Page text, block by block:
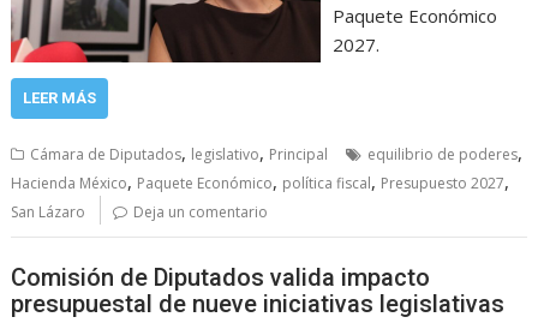
Paquete Económico
2027.
LEER MÁS
Cámara de Diputados, legislativo, Principal equilibrio de poderes,
Hacienda México, Paquete Económico, política fiscal, Presupuesto 2027,
San Lázaro Deja un comentario
Comisión de Diputados valida impacto
presupuestal de nueve iniciativas legislativas